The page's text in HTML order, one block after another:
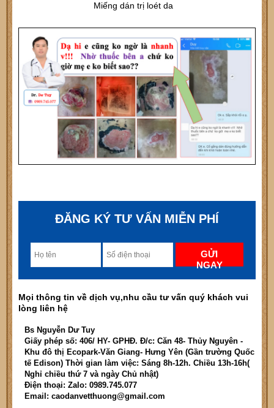
Miếng dán trị loét da
ĐĂNG KÝ TƯ VẤN MIỄN PHÍ
GỬI
NGAY
Mọi thông tin về dịch vụ,nhu cầu tư vấn quý khách vui
lòng liên hệ
Bs Nguyễn Dư Tuy
Giấy phép số: 406/ HY- GPHĐ. Đ/c: Căn 48- Thủy Nguyên -
Khu đô thị Ecopark-Văn Giang- Hưng Yên (Gần trường Quốc
tế Edison) Thời gian làm việc: Sáng 8h-12h. Chiều 13h-16h(
Nghỉ chiều thứ 7 và ngày Chủ nhật)
Điện thoại: Zalo: 0989.745.077
Email: caodanvetthuong@gmail.com